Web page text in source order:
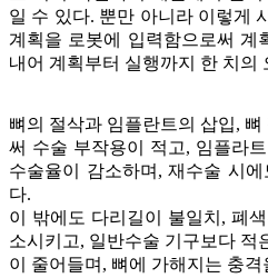
일 수 있다. 뿐만 아니라 이렇게
계획을 로봇에 입력함으로써 계
내어 계획부터 실행까지 한 치의
뼈의 절삭과 임플란트의 삽입,
써 수술 부작용이 적고, 임플라
수술율이 감소하며, 재수술 시
다.
이 밖에도 다리길이 불일치, 폐
소시키고, 일반수술 기구보다 적
이 줄어들며, 뼈에 가해지는 충